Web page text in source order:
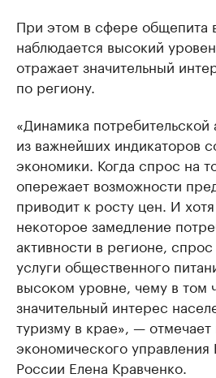
При этом в сфере общепита
наблюдается высокий
отражает значительный
по региону.
«Динамика
из важнейших индикаторов
экономики. Когда спрос на
опережает возможности
приводит к росту цен. И
некоторое замедление
активности в регионе,
услуги общественного
высоком уровне, чему в том
значительный интерес
туризму в крае», — отмечает
экономического
России Елена Кравченко.